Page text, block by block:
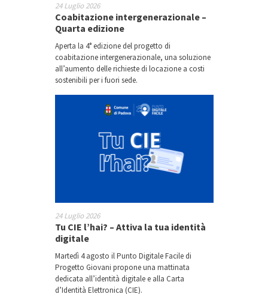
24 Luglio 2026
Coabitazione intergenerazionale –
Quarta edizione
Aperta la 4° edizione del progetto di
coabitazione intergenerazionale, una soluzione
all’aumento delle richieste di locazione a costi
sostenibili per i fuori sede.
24 Luglio 2026
Tu CIE l’hai? – Attiva la tua identità
digitale
Martedì 4 agosto il Punto Digitale Facile di
Progetto Giovani propone una mattinata
dedicata all’identità digitale e alla Carta
d’Identità Elettronica (CIE).